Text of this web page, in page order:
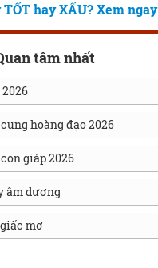
hay XẤU? Xem ngay
tâm nhất
hoàng đạo 2026
giáp 2026
dương
mơ